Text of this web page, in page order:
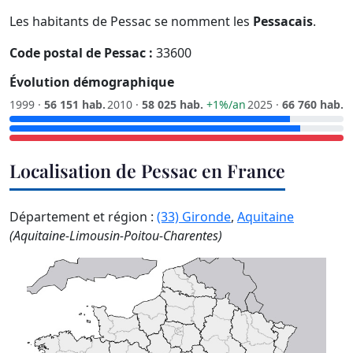
Les habitants de Pessac se nomment les Pessacais.
Code postal de Pessac : 33600
Évolution démographique
1999 · 56 151 hab.2010 · 58 025 hab. +1%/an2025 · 66 760 hab.
Localisation de Pessac en France
Département et région : (33) Gironde, Aquitaine
(Aquitaine-Limousin-Poitou-Charentes)